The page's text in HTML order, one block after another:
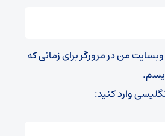
من در مرورگر برای زمانی که
وارد کنید: